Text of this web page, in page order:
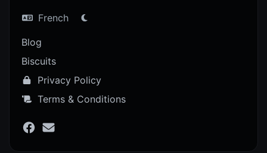
French
Blog
Biscuits
Privacy Policy
Terms & Conditions